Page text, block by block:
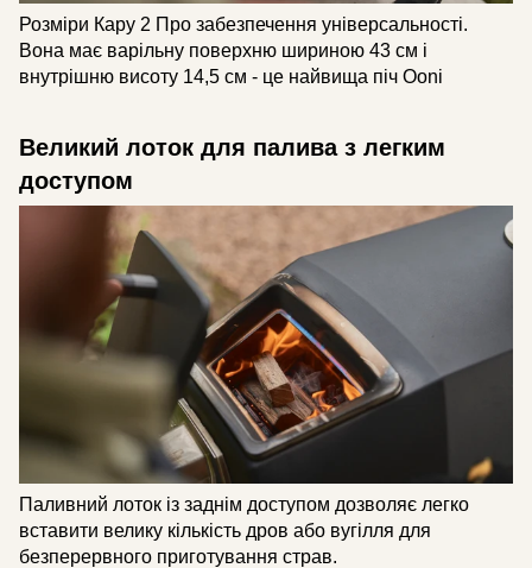
Розміри Кару 2 Про забезпечення універсальності.
Вона має варільну поверхню шириною 43 см і
внутрішню висоту 14,5 см - це найвища піч Ooni
Великий лоток для палива з легким
доступом
Паливний лоток із заднім доступом дозволяє легко
вставити велику кількість дров або вугілля для
безперервного приготування страв.